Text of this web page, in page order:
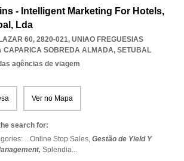
- Intelligent Marketing For Hotels,
Lda
60, 2820-021, UNIAO FREGUESIAS
CAPARICA SOBREDA ALMADA, SETUBAL
agências de viagem
Ver no Mapa
search for:
...Online Stop Sales, Gestão de Yield Y
Splendia...